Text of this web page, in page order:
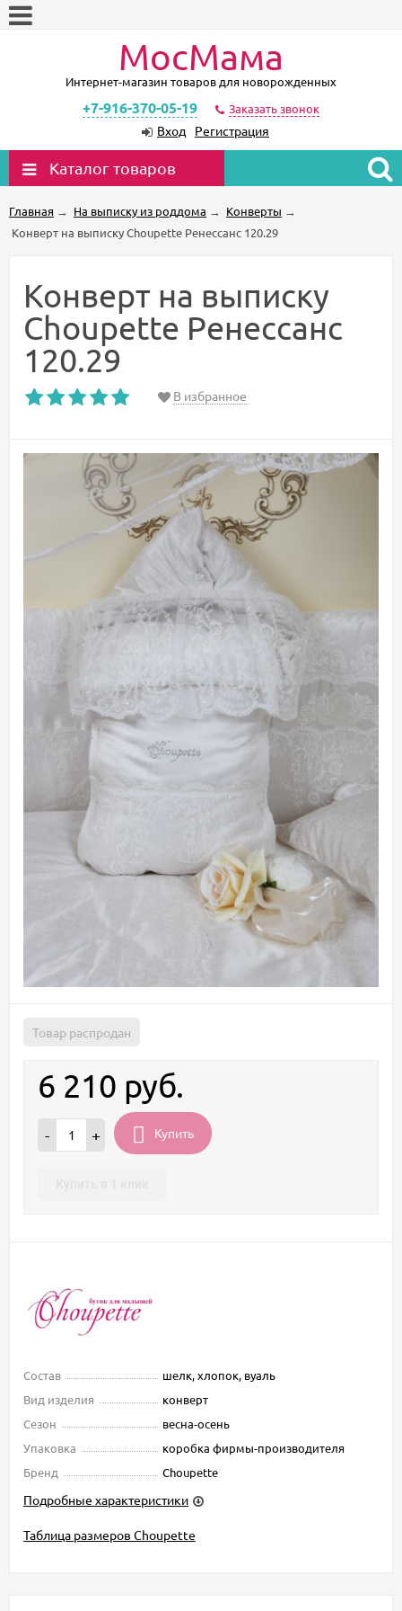
МосМама
Интернет-магазин товаров для новорожденных
+7-916-370-05-19 Заказать звонок
Вход Регистрация
Каталог товаров
Главная → На выписку из роддома → Конверты →
Конверт на выписку Choupette Ренессанс 120.29
Конверт на выписку
Choupette Ренессанс
120.29
В избранное
Товар распродан
6 210 руб.
- + Купить
Состав
шелк, хлопок, вуаль
Вид изделия
конверт
Сезон
весна-осень
Упаковка
коробка фирмы-производителя
Бренд
Choupette
Подробные характеристики
Таблица размеров Choupette